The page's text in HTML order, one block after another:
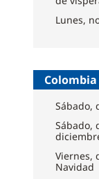
Lunes,
Colombia
Sábado,
Sábado,
Viernes,
Navidad